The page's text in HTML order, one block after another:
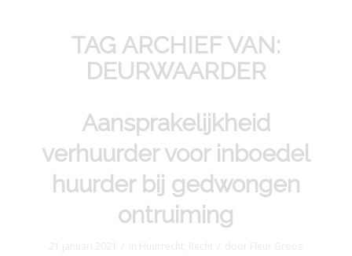
TAG ARCHIEF VAN:
DEURWAARDER
Aansprakelijkheid
verhuurder voor inboedel
huurder bij gedwongen
ontruiming